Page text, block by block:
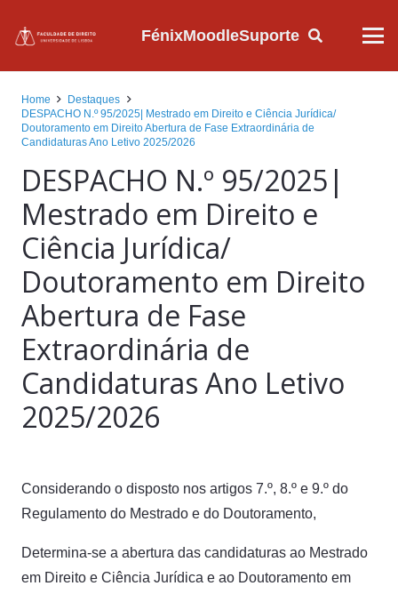
FénixMoodleSuporte
Home
Destaques
DESPACHO N.º 95/2025| Mestrado em Direito e Ciência Jurídica/
Doutoramento em Direito Abertura de Fase Extraordinária de
Candidaturas Ano Letivo 2025/2026
DESPACHO N.º 95/2025|
Mestrado em Direito e
Ciência Jurídica/
Doutoramento em Direito
Abertura de Fase
Extraordinária de
Candidaturas Ano Letivo
2025/2026
Considerando o disposto nos artigos 7.º, 8.º e 9.º do
Regulamento do Mestrado e do Doutoramento,
Determina-se a abertura das candidaturas ao Mestrado
em Direito e Ciência Jurídica e ao Doutoramento em